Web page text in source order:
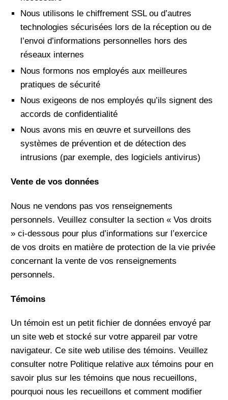
Nous utilisons le chiffrement SSL ou d’autres
technologies sécurisées lors de la réception ou de
l’envoi d’informations personnelles hors des
réseaux internes
Nous formons nos employés aux meilleures
pratiques de sécurité
Nous exigeons de nos employés qu’ils signent des
accords de confidentialité
Nous avons mis en œuvre et surveillons des
systèmes de prévention et de détection des
intrusions (par exemple, des logiciels antivirus)
Vente de vos données
Nous ne vendons pas vos renseignements
personnels. Veuillez consulter la section « Vos droits
» ci-dessous pour plus d’informations sur l’exercice
de vos droits en matière de protection de la vie privée
concernant la vente de vos renseignements
personnels.
Témoins
Un témoin est un petit fichier de données envoyé par
un site web et stocké sur votre appareil par votre
navigateur. Ce site web utilise des témoins. Veuillez
consulter notre Politique relative aux témoins pour en
savoir plus sur les témoins que nous recueillons,
pourquoi nous les recueillons et comment modifier